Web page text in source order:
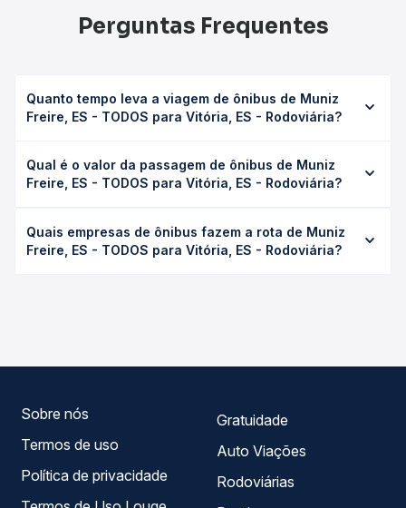
Perguntas Frequentes
Quanto tempo leva a viagem de ônibus de Muniz
Freire, ES - TODOS para Vitória, ES - Rodoviária?
Vitória, ES - Rodoviária leva em média 4h 32min, podendo
variar conforme a viação, o tipo de serviço (convencional,
duração exata de cada opção na data desejada.
Qual é o valor da passagem de ônibus de Muniz
Freire, ES - TODOS para Vitória, ES - Rodoviária?
TODOS para Vitória, ES - Rodoviária custa em média R$
84,92 e varia conforme a data da viagem, a empresa, o
Quais empresas de ônibus fazem a rota de Muniz
Freire, ES - TODOS para Vitória, ES - Rodoviária?
Sobre nós
Termos de uso
Política de privacidade
Gratuidade
Auto Viações
Rodoviárias